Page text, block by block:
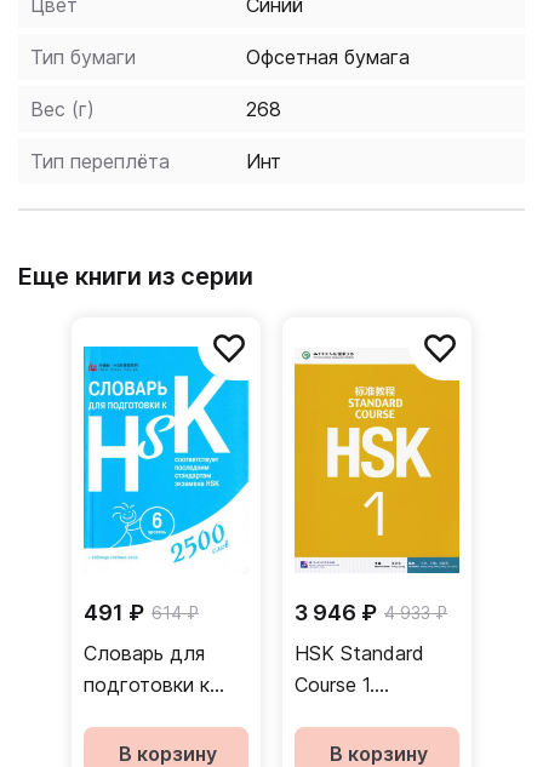
Цвет Синий
Тип бумаги Офсетная бумага
Вес (г) 268
Тип переплёта Инт
Еще книги из серии
491 ₽ 614 ₽
Словарь для
подготовки к
В корзину
3 946 ₽ 4 933 ₽
HSK Standard
Course 1.
В корзину